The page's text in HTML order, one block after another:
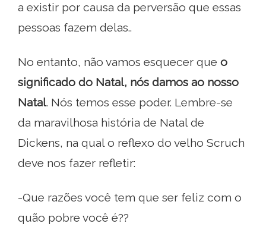
a existir por causa da perversão que essas
pessoas fazem delas..
No entanto, não vamos esquecer que o
significado do Natal, nós damos ao nosso
Natal. Nós temos esse poder. Lembre-se
da maravilhosa história de Natal de
Dickens, na qual o reflexo do velho Scruch
deve nos fazer refletir:
-Que razões você tem que ser feliz com o
quão pobre você é??